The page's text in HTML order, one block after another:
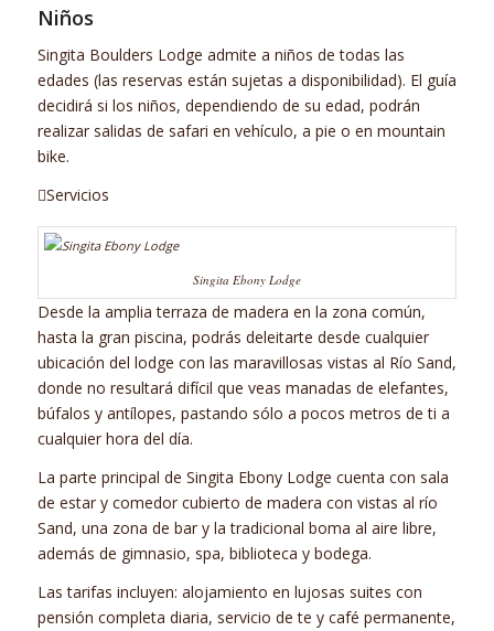
Niños
Singita Boulders Lodge admite a niños de todas las
edades (las reservas están sujetas a disponibilidad). El guía
decidirá si los niños, dependiendo de su edad, podrán
realizar salidas de safari en vehículo, a pie o en mountain
bike.
Servicios
Singita Ebony Lodge
Desde la amplia terraza de madera en la zona común,
hasta la gran piscina, podrás deleitarte desde cualquier
ubicación del lodge con las maravillosas vistas al Río Sand,
donde no resultará difícil que veas manadas de elefantes,
búfalos y antílopes, pastando sólo a pocos metros de ti a
cualquier hora del día.
La parte principal de Singita Ebony Lodge cuenta con sala
de estar y comedor cubierto de madera con vistas al río
Sand, una zona de bar y la tradicional boma al aire libre,
además de gimnasio, spa, biblioteca y bodega.
Las tarifas incluyen: alojamiento en lujosas suites con
pensión completa diaria, servicio de te y café permanente,